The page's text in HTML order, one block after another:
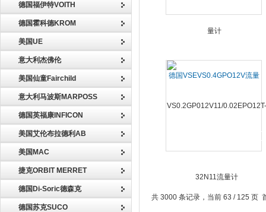
德国福伊特VOITH
德国霍科德KROM
美国UE
意大利杰佛伦
美国仙童Fairchild
意大利马波斯MARPOSS
德国英福康INFICON
美国艾伦布拉德利AB
美国MAC
捷克ORBIT MERRET
德国Di-Soric德森克
德国苏克SUCO
德国VSEVS0.4GPO12V流量
共 3000 条记录，当前 63 / 125 页